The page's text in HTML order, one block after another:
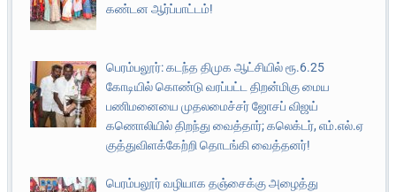
கண்டன ஆர்ப்பாட்டம்!
பெரம்பலூர்: கடந்த திமுக ஆட்சியில் ரூ.6.25
கோடியில் கொண்டு வரப்பட்ட திறன்மிகு மைய
பணிமனையை முதலமைச்சர் ஜோசப் விஜய்
கணொலியில் திறந்து வைத்தார்; கலெக்டர், எம்.எல்.ஏ
குத்துவிளக்கேற்றி தொடங்கி வைத்தனர்!
பெரம்பலூர் வழியாக தஞ்சைக்கு அழைத்து